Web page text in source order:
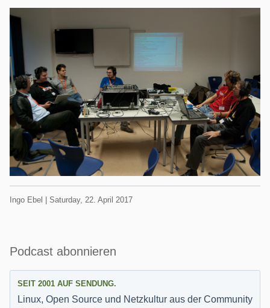
Geschrieben
Ingo Ebel | am
Saturday, 22. April 2017
Seitenleiste
Podcast abonnieren
SEIT 2001 AUF SENDUNG.
Linux, Open Source und Netzkultur aus der Community